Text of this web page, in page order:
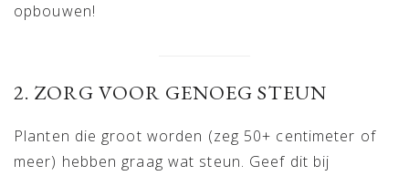
opbouwen!
2. ZORG VOOR GENOEG STEUN
Planten die groot worden (zeg 50+ centimeter of
meer) hebben graag wat steun. Geef dit bij